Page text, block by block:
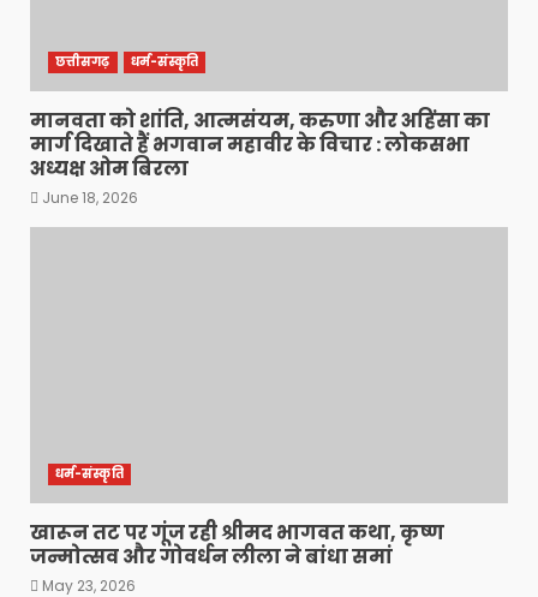
छत्तीसगढ़ धर्म-संस्कृति
मानवता को शांति, आत्मसंयम, करुणा और अहिंसा का
मार्ग दिखाते हैं भगवान महावीर के विचार : लोकसभा
अध्यक्ष ओम बिरला
June 18, 2026
धर्म-संस्कृति
खारून तट पर गूंज रही श्रीमद भागवत कथा, कृष्ण
जन्मोत्सव और गोवर्धन लीला ने बांधा समां
May 23, 2026